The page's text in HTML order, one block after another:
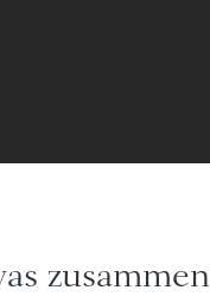
zusammen